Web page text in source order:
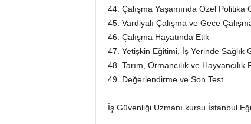
44. Çalışma Yaşamında Özel Politika
45. Vardiyalı Çalışma ve Gece
46. Çalışma Hayatında Etik
47. Yetişkin Eğitimi, İş Yerinde Sağlık
48. Tarım, Ormancılık ve
49. Değerlendirme ve Son Test
İş Güvenliği Uzmanı kursu İstanbul